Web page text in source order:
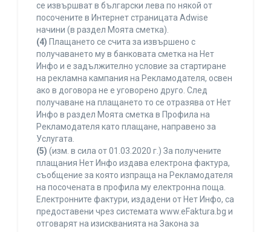
се извършват в български лева по някой от
посочените в Интернет страницата Adwise
начини (в раздел Моята сметка).
(4) Плащането се счита за извършено с
получаването му в банковата сметка на Нет
Инфо и е задължително условие за стартиране
на рекламна кампания на Рекламодателя, освен
ако в договора не е уговорено друго. След
получаване на плащането то се отразява от Нет
Инфо в раздел Моята сметка в Профила на
Рекламодателя като плащане, направено за
Услугата.
(5) (изм. в сила от 01.03.2020 г.) За получените
плащания Нет Инфо издава електрона фактура,
съобщение за която изпраща на Рекламодателя
на посочената в профила му електронна поща.
Електронните фактури, издадени от Нет Инфо, са
предоставени чрез системата www.eFaktura.bg и
отговарят на изискванията на Закона за